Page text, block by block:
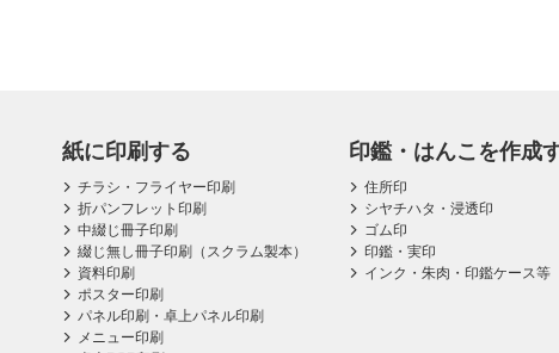
紙に印刷する
チラシ・フライヤー印刷
折パンフレット印刷
中綴じ冊子印刷
綴じ無し冊子印刷（スクラム製本）
資料印刷
ポスター印刷
パネル印刷・卓上パネル印刷
メニュー印刷
印鑑・はんこを作成
住所印
シヤチハタ・浸透印
ゴム印
印鑑・実印
インク・朱肉・印鑑ケース等